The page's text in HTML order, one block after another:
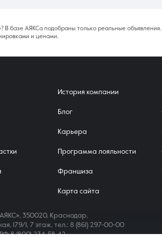
В базе АЯКСа подобраны только реальные
и ценами.
История компании
Блог
Карьера
Программа лояльности
Франшиза
Карта сайта
350020, Краснодар,
179/1, 7 этаж,тел.: 8 (861) 297-00-00
РФ8 (800) 234-58-42